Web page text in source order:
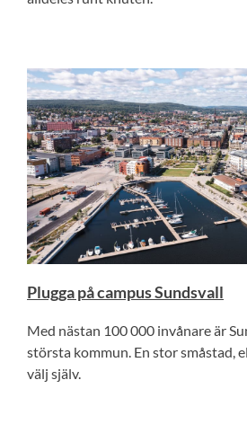
Plugga på campus Sundsvall
Med nästan 100 000 invånare är
största kommun. En stor småstad,
välj själv.